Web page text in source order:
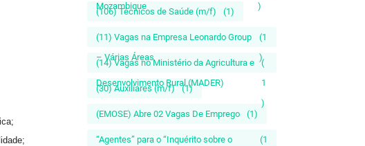
Mozambique
)
(106) Técnicos de Saúde (m/f) (1)
(11) Vagas na Empresa Leonardo Group
– Várias Áreas
(1
)
(14) Vagas no Ministério da Agricultura e
Desenvolvimento Rural (MADER)
(
1
)
(30) Auxiliares (m/f) (1)
(EMOSE) Abre 02 Vagas De Emprego (1)
“Agentes” para o “Inquérito sobre o
(1